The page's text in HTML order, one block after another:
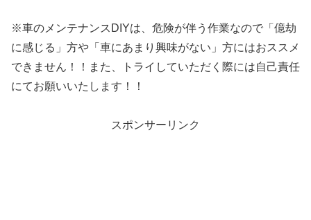
※車のメンテナンスDIYは、危険が伴う作業なので「億劫
に感じる」方や「車にあまり興味がない」方にはおススメ
できません！！また、トライしていただく際には自己責任
にてお願いいたします！！
スポンサーリンク